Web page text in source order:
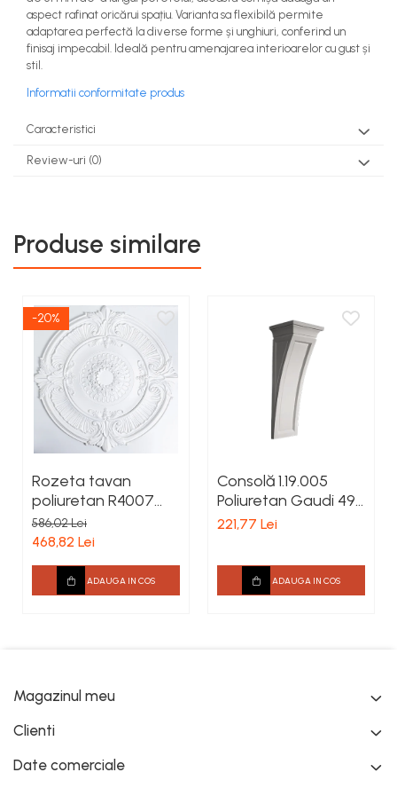
aspect rafinat oricărui spațiu. Varianta sa flexibilă permite
adaptarea perfectă la diverse forme și unghiuri, conferind un
finisaj impecabil. Ideală pentru amenajarea interioarelor cu gust și
stil.
Informatii conformitate produs
Caracteristici
Review-uri (0)
Produse similare
-20%
Rozeta tavan
poliuretan R4007
diametru 1010 mm
586,02 Lei
468,82 Lei
ADAUGA IN COS
Consolă 1.19.005
Poliuretan Gaudi 496
x 188 x 163 mm
221,77 Lei
ADAUGA IN COS
Magazinul meu
Clienti
Date comerciale